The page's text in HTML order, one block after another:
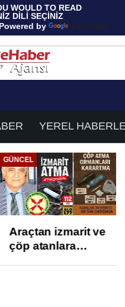
WOULD TO READ
DİLİ SEÇİNİZ
by
Translate
YEREL
GÜNCEL
Araçtan izmarit ve
çöp atanlara